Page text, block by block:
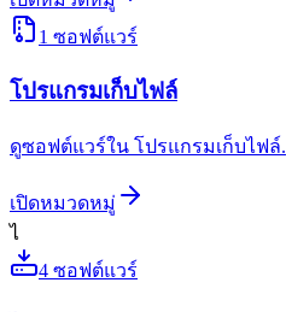
1 ซอฟต์แวร์
โปรแกรมเก็บไฟล์
ดูซอฟต์แวร์ใน โปรแกรมเก็บไฟล์.
เปิดหมวดหมู่
ไ
4 ซอฟต์แวร์